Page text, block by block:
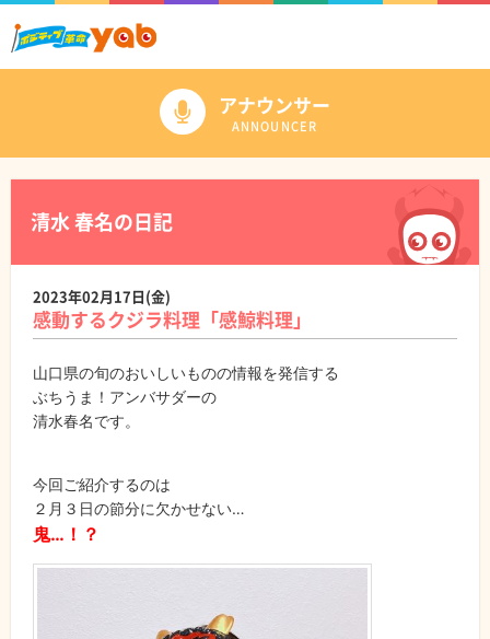
アナウンサー
ANNOUNCER
清水 春名の日記
2023年02月17日(金)
感動するクジラ料理「感鯨料理」
山口県の旬のおいしいものの情報を発信する
ぶちうま！アンバサダーの
清水春名です。
今回ご紹介するのは
２月３日の節分に欠かせない…
鬼…！？